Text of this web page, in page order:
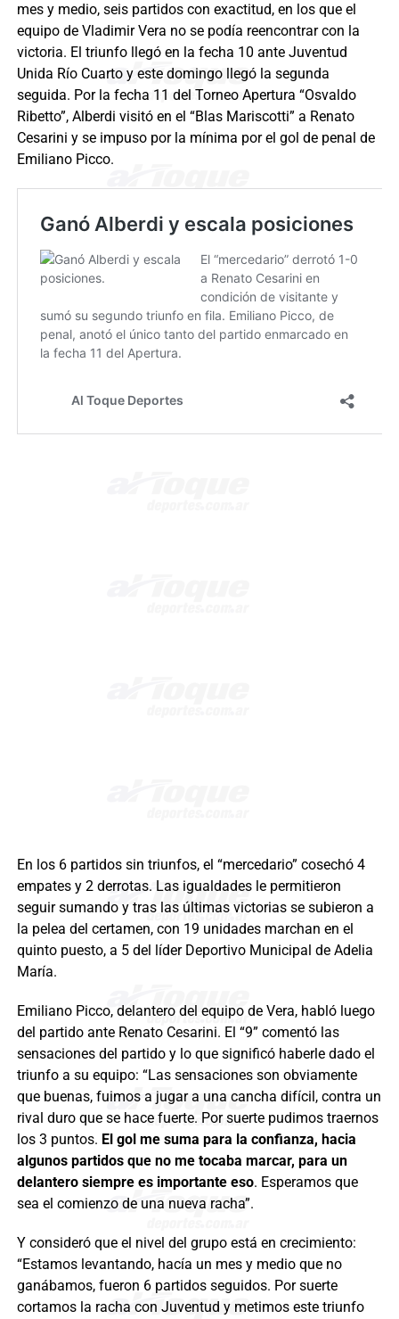
mes y medio, seis partidos con exactitud, en los que el
equipo de Vladimir Vera no se podía reencontrar con la
victoria. El triunfo llegó en la fecha 10 ante Juventud
Unida Río Cuarto y este domingo llegó la segunda
seguida. Por la fecha 11 del Torneo Apertura “Osvaldo
Ribetto”, Alberdi visitó en el “Blas Mariscotti” a Renato
Cesarini y se impuso por la mínima por el gol de penal de
Emiliano Picco.
En los 6 partidos sin triunfos, el “mercedario” cosechó 4
empates y 2 derrotas. Las igualdades le permitieron
seguir sumando y tras las últimas victorias se subieron a
la pelea del certamen, con 19 unidades marchan en el
quinto puesto, a 5 del líder Deportivo Municipal de Adelia
María.
Emiliano Picco, delantero del equipo de Vera, habló luego
del partido ante Renato Cesarini. El “9” comentó las
sensaciones del partido y lo que significó haberle dado el
triunfo a su equipo: “Las sensaciones son obviamente
que buenas, fuimos a jugar a una cancha difícil, contra un
rival duro que se hace fuerte. Por suerte pudimos traernos
los 3 puntos. El gol me suma para la confianza, hacia
algunos partidos que no me tocaba marcar, para un
delantero siempre es importante eso. Esperamos que
sea el comienzo de una nueva racha”.
Y consideró que el nivel del grupo está en crecimiento:
“Estamos levantando, hacía un mes y medio que no
ganábamos, fueron 6 partidos seguidos. Por suerte
cortamos la racha con Juventud y metimos este triunfo